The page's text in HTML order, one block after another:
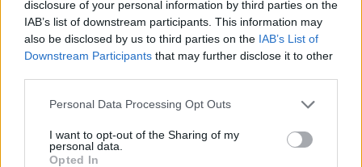
disclosure of your personal information by third parties on the
IAB’s list of downstream participants. This information may
also be disclosed by us to third parties on the IAB’s List of
Downstream Participants that may further disclose it to other
Personal Data Processing Opt Outs
I want to opt-out of the Sharing of my
personal data.
Opted In
Viohalco: Αυξημένος κατά 14% ο τζίρος στο α'
εξάμηνο, στα 4,3 δισ. ευρώ – Στα 446 εκατ. ευρώ
τα EBITDA
06/08/2026 - 08:23 ΕΠΙΧΕΙΡΗΣΕΙΣ
HELLENiQ ENERGY: Κέρδη 393 εκατ. ευρώ στο α'
εξάμηνο – Στα 734 εκατ. ευρώ τα EBITDA
06/08/2026 - 08:05 ΕΠΙΧΕΙΡΗΣΕΙΣ